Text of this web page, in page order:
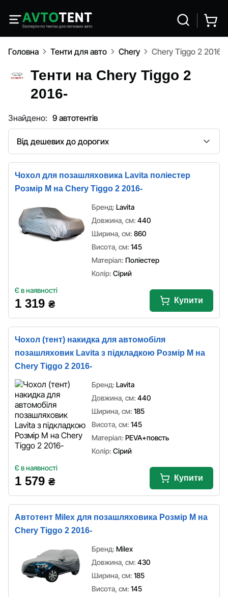
Головна Тенти для авто Chery Chery Tiggo 2 2016-
Тенти на Chery Tiggo 2
2016-
Знайдено: 9 автотентів
Сортування
Чохол для позашляховика Lavita поліестер
Розмір M на Chery Tiggo 2 2016-
Бренд: Lavita
Довжина, см: 440
Ширина, см: 860
Висота, см: 145
Матеріал: Поліестер
Колір: Сірий
Є в наявності
1 319 ₴ Купити
Чохол (тент) накидка для автомобіля
позашляховик Lavita з підкладкою Розмір M на
Chery Tiggo 2 2016-
Бренд: Lavita
Довжина, см: 440
Ширина, см: 185
Висота, см: 145
Матеріал: PEVA+повсть
Колір: Сірий
Є в наявності
1 579 ₴ Купити
Автотент Milex для позашляховика Розмір M на
Chery Tiggo 2 2016-
Бренд: Milex
Довжина, см: 430
Ширина, см: 185
Висота, см: 145